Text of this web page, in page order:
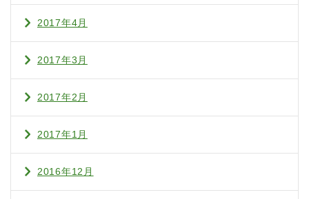
2017年4月
2017年3月
2017年2月
2017年1月
2016年12月